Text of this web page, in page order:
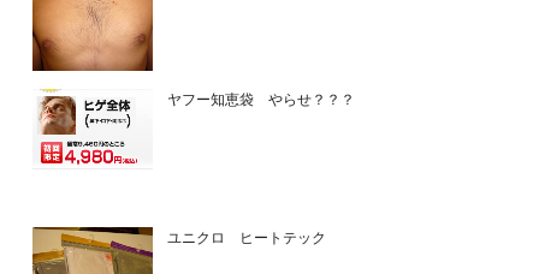
ヤフー知恵袋 やらせ？？？
ユニクロ ヒートテック